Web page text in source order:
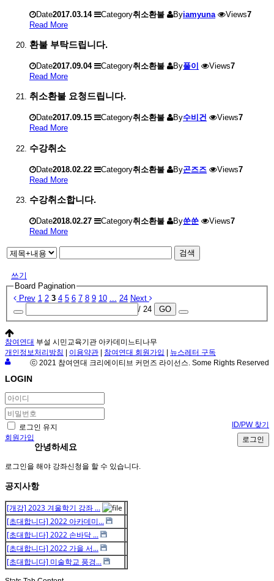
Date2017.03.14 Category취소환불 Byiamyuna Views7
Read More
환불 부탁드립니다.
Date2017.09.04 Category취소환불 By풀이 Views7
Read More
취소환불 요청드립니다.
Date2017.09.15 Category취소환불 By수비건 Views7
Read More
수강취소
Date2018.02.22 Category취소환불 By곤즈즈 Views7
Read More
수강취소합니다.
Date2018.02.27 Category취소환불 By쑨쑨 Views7
Read More
검색
쓰기
Board Pagination
Prev 1 2 3 4 5 6 7 8 9 10 24 Next
/ 24
GO
참여연대 부설 시민교육기관 아카데미느티나무
개인정보처리방침
이용약관 참여연대 회원가입
뉴스레터 구독
ⓒ 2021 참여연대 크리에이티브 커먼즈 라이선스. Some Rights Reserved
LOGIN
로그인 유지
ID/PW 찾기
회원가입
로그인
안녕하세요
로그인을 해야 강좌신청을 할 수 있습니다.
공지사항
[개강] 2023 겨울학기 강좌 ...
[초대합니다] 2022 아카데미...
[초대합니다] 2022 손바닥 ...
[초대합니다] 2022 가을 서...
[초대합니다] 미술학교 풍경...